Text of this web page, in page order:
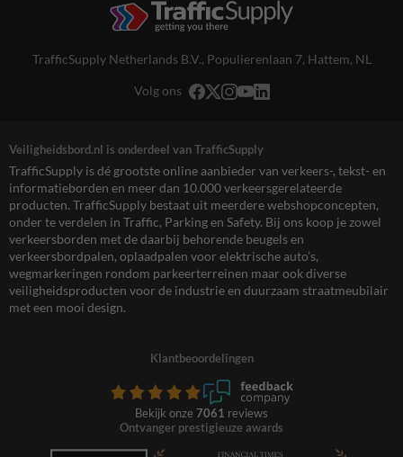
TrafficSupply Netherlands B.V., Populierenlaan 7, Hattem, NL
Volg ons
Veiligheidsbord.nl is onderdeel van TrafficSupply
TrafficSupply is dé grootste online aanbieder van verkeers-, tekst- en
informatieborden en meer dan 10.000 verkeersgerelateerde
producten. TrafficSupply bestaat uit meerdere webshopconcepten,
onder te verdelen in Traffic, Parking en Safety. Bij ons koop je zowel
verkeersborden met de daarbij behorende beugels en
verkeersbordpalen, oplaadpalen voor elektrische auto’s,
wegmarkeringen rondom parkeerterreinen maar ook diverse
veiligheidsproducten voor de industrie en duurzaam straatmeubilair
met een mooi design.
Klantbeoordelingen
Bekijk onze 7061 reviews
Ontvanger prestigieuze awards